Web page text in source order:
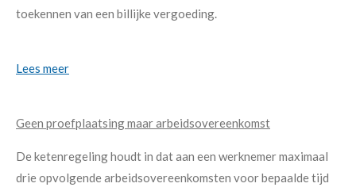
toekennen van een billijke vergoeding.
Lees meer
Geen proefplaatsing maar arbeidsovereenkomst
De ketenregeling houdt in dat aan een werknemer maximaal
drie opvolgende arbeidsovereenkomsten voor bepaalde tijd